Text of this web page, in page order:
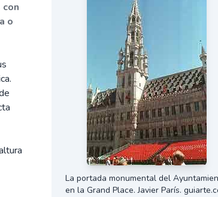
o
La portada monumental del
en la Grand Place. Javier París.